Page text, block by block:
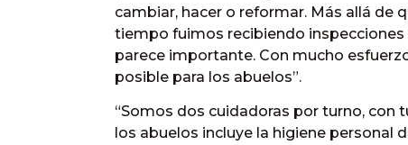
cambiar, hacer o reformar. Más allá de
tiempo fuimos recibiendo
parece importante. Con mucho
posible para los abuelos”.
“Somos dos cuidadoras por turno, con
los abuelos incluye la higiene personal